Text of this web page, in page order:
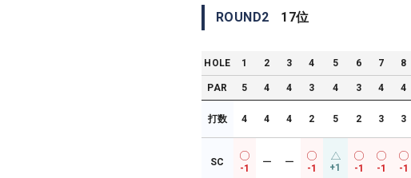
ROUND2 17位
HOLE 1 2 3 4 5 6 7 8
PAR 5 4 4 3 4 3 4 4
打数 4 4 4 2 5 2 3 3
SC
-1
ー ー
-1 +1 -1 -1 -1